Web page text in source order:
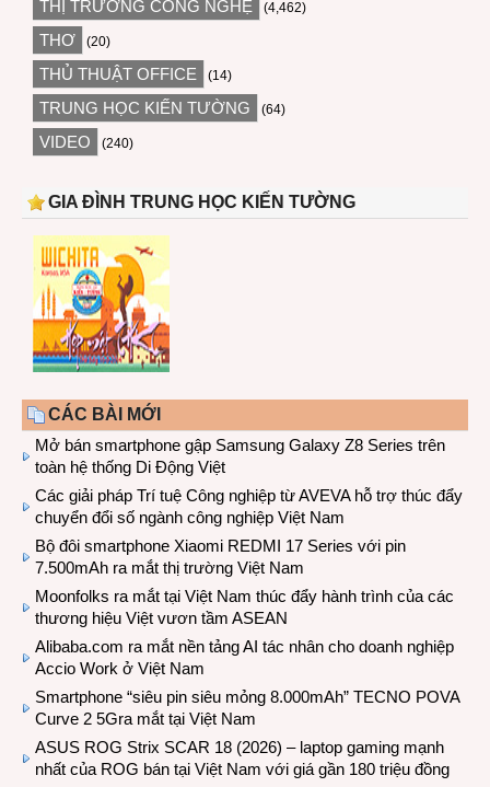
THỊ TRƯỜNG CÔNG NGHỆ (4,462)
THƠ (20)
THỦ THUẬT OFFICE (14)
TRUNG HỌC KIẾN TƯỜNG (64)
VIDEO (240)
GIA ĐÌNH TRUNG HỌC KIẾN TƯỜNG
CÁC BÀI MỚI
Mở bán smartphone gập Samsung Galaxy Z8 Series trên
toàn hệ thống Di Động Việt
Các giải pháp Trí tuệ Công nghiệp từ AVEVA hỗ trợ thúc đẩy
chuyển đổi số ngành công nghiệp Việt Nam
Bộ đôi smartphone Xiaomi REDMI 17 Series với pin
7.500mAh ra mắt thị trường Việt Nam
Moonfolks ra mắt tại Việt Nam thúc đẩy hành trình của các
thương hiệu Việt vươn tầm ASEAN
Alibaba.com ra mắt nền tảng AI tác nhân cho doanh nghiệp
Accio Work ở Việt Nam
Smartphone “siêu pin siêu mỏng 8.000mAh” TECNO POVA
Curve 2 5Gra mắt tại Việt Nam
ASUS ROG Strix SCAR 18 (2026) – laptop gaming mạnh
nhất của ROG bán tại Việt Nam với giá gần 180 triệu đồng